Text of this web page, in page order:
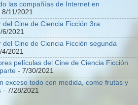
las compañías de Internet en
8/11/2021
del Cine de Ciencia Ficción 3ra
6/2021
del Cine de Ciencia Ficción segunda
4/2021
películas del Cine de Ciencia Ficción
- 7/30/2021
exceso todo con medida, come frutas y
- 7/28/2021